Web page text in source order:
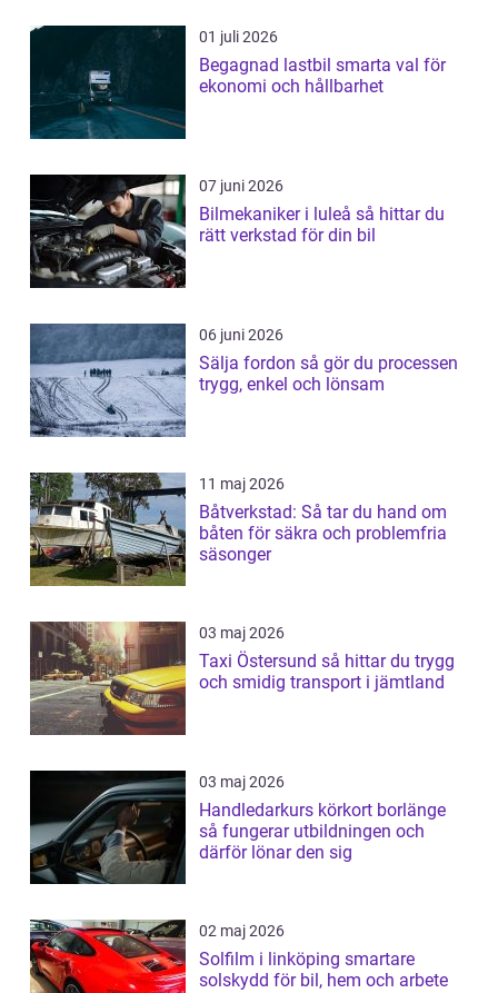
01 juli 2026
Begagnad lastbil smarta val för
ekonomi och hållbarhet
07 juni 2026
Bilmekaniker i luleå så hittar du
rätt verkstad för din bil
06 juni 2026
Sälja fordon så gör du processen
trygg, enkel och lönsam
11 maj 2026
Båtverkstad: Så tar du hand om
båten för säkra och problemfria
säsonger
03 maj 2026
Taxi Östersund så hittar du trygg
och smidig transport i jämtland
03 maj 2026
Handledarkurs körkort borlänge
så fungerar utbildningen och
därför lönar den sig
02 maj 2026
Solfilm i linköping smartare
solskydd för bil, hem och arbete